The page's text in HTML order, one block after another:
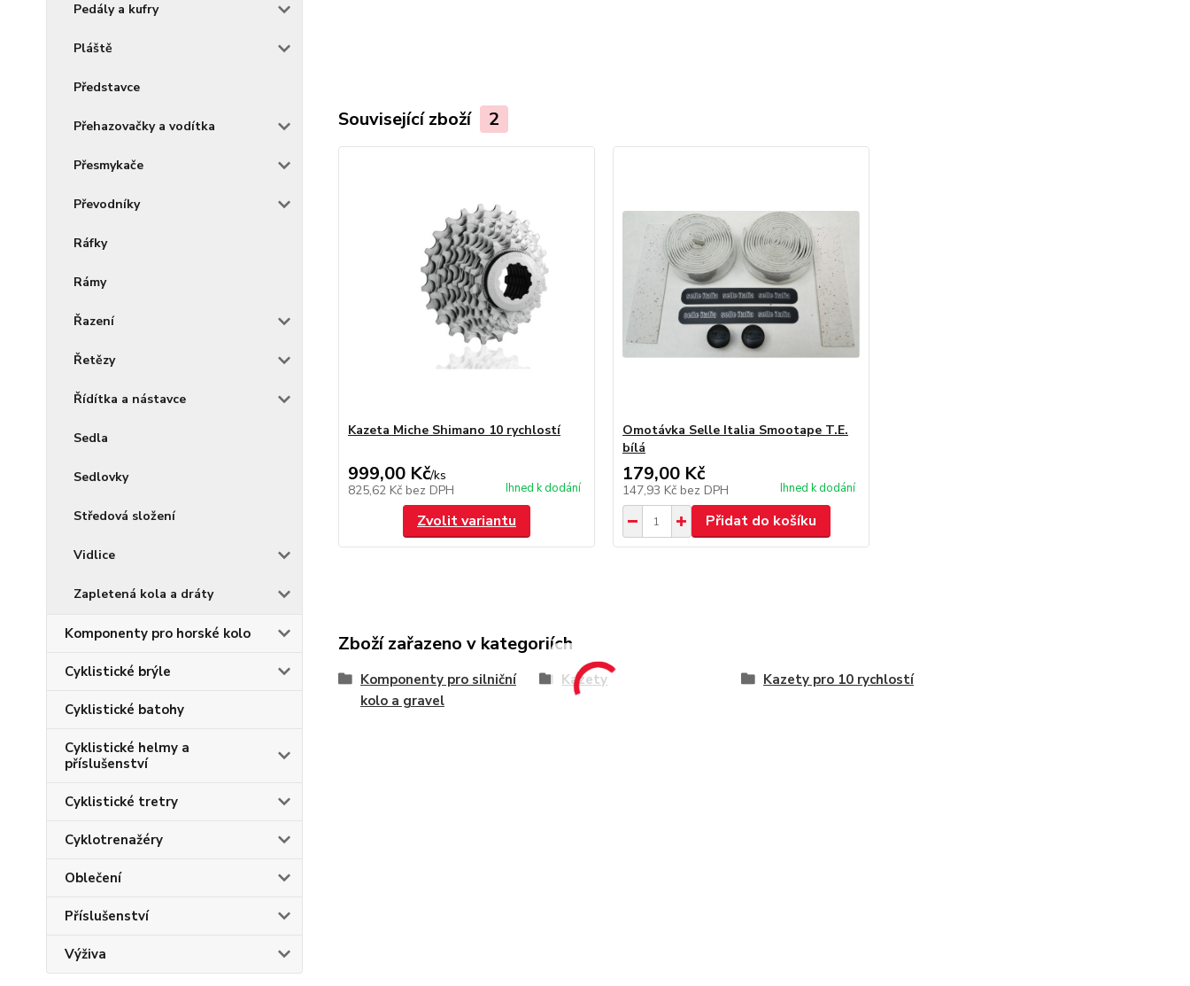
Pedály a kufry
Pláště
Představce
Přehazovačky a vodítka
Přesmykače
Převodníky
Ráfky
Rámy
Řazení
Řetězy
Řídítka a nástavce
Sedla
Sedlovky
Středová složení
Vidlice
Zapletená kola a dráty
Komponenty pro horské kolo
Cyklistické brýle
Cyklistické batohy
Cyklistické helmy a
příslušenství
Cyklistické tretry
Cyklotrenažéry
Oblečení
Příslušenství
Výživa
Související zboží 2
Kazeta Miche Shimano 10 rychlostí
999,00 Kč/ks
825,62 Kč bez DPH Ihned k dodání
Zvolit variantu
Omotávka Selle Italia Smootape T.E.
bílá
179,00 Kč
147,93 Kč bez DPH Ihned k dodání
Přidat do košíku
Zboží zařazeno v kategoriích
Komponenty pro silniční
kolo a gravel
Kazety Kazety pro 10 rychlostí